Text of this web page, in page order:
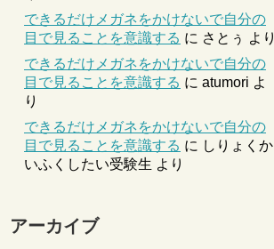
できるだけメガネをかけないで自分の
目で見ることを意識する に さとぅ より
できるだけメガネをかけないで自分の
目で見ることを意識する に atumori よ
り
できるだけメガネをかけないで自分の
目で見ることを意識する に しりょくか
いふくしたい受験生 より
アーカイブ